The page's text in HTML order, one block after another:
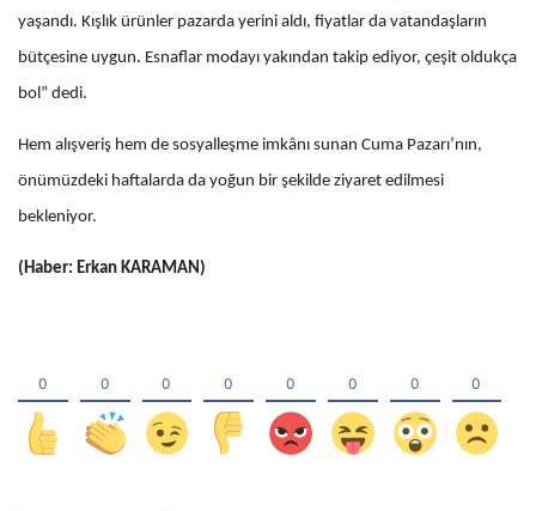
yaşandı. Kışlık ürünler pazarda yerini aldı, fiyatlar da vatandaşların
bütçesine uygun. Esnaflar modayı yakından takip ediyor, çeşit oldukça
bol” dedi.
Hem alışveriş hem de sosyalleşme imkânı sunan Cuma Pazarı’nın,
önümüzdeki haftalarda da yoğun bir şekilde ziyaret edilmesi
bekleniyor.
(Haber: Erkan KARAMAN)